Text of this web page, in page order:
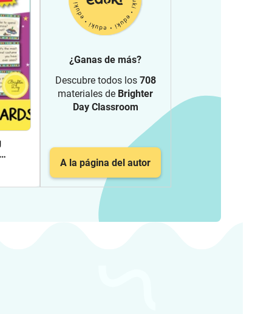
¿Ganas de más?
Descubre todos los 708
materiales de Brighter
Day Classroom
A la página del autor